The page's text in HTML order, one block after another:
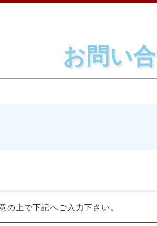
お問い
の上で下記へご入力下さい。